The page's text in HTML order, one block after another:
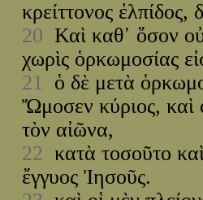
κρείττονος ἐλπίδος,
20 Καὶ καθ᾽ ὅσον
χωρὶς ὁρκωμοσίας
21 ὁ δὲ μετὰ
Ὤμοσεν κύριος, καὶ
τὸν αἰῶνα,
22 κατὰ τοσοῦτο
ἔγγυος Ἰησοῦς.